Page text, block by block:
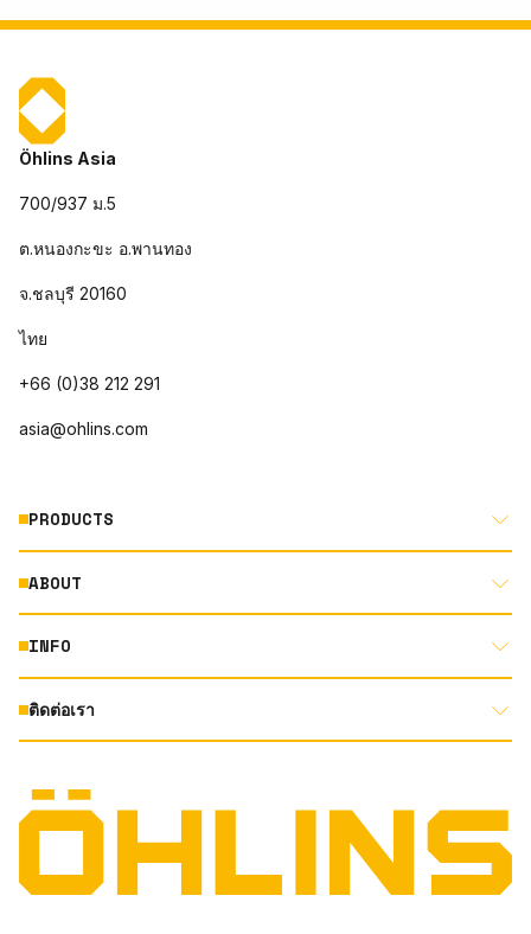
Öhlins Asia
700/937 ม.5
ต.หนองกะขะ อ.พานทอง
จ.ชลบุรี 20160
ไทย
+66 (0)38 212 291
asia@ohlins.com
PRODUCTS
MOTORCYCLE
AUTOMOTIVE
ABOUT
ABOUT US
RACING
TERMS AND CONDITIONS
PRIVACY STATEMENT
INFO
DOCUMENT LIBRARY
TECHNOLOGY
ORIGINAL EQUIPMENT
ติดต่อเรา
INSTAGRAM
FACEBOOK